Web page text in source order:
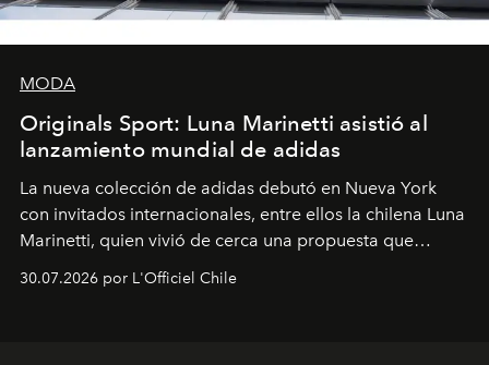
MODA
Originals Sport: Luna Marinetti asistió al
lanzamiento mundial de adidas
La nueva colección de adidas debutó en Nueva York
con invitados internacionales, entre ellos la chilena Luna
Marinetti, quien vivió de cerca una propuesta que
30.07.2026 por L'Officiel Chile